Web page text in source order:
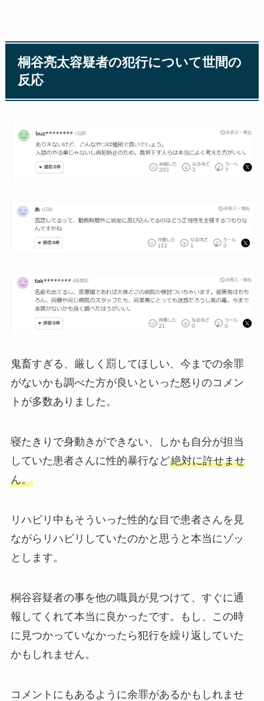
桐谷亮太容疑者の犯行について世間の
反応
鬼畜すぎる、厳しく罰してほしい、今までの余罪
がないかも調べた方が良いといった怒りのコメン
トが多数ありました。
寝たきりで身動きができない、しかも自分が担当
していた患者さんに性的暴行など絶対に許せませ
ん。
リハビリ中もそういった性的な目で患者さんを見
ながらリハビリしていたのかと思うと本当にゾッ
とします。
桐谷容疑者の事を他の職員が見つけて、すぐに通
報してくれて本当に良かったです。もし、この時
に見つかっていなかったら犯行を繰り返していた
かもしれません。
コメントにもあるように余罪があるかもしれませ